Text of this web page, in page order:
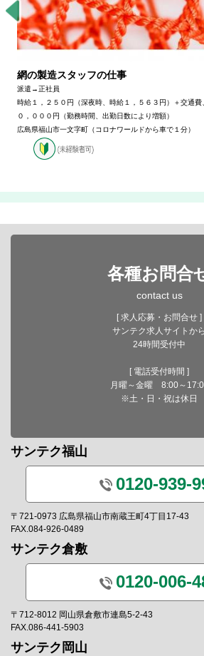
網の製造スタッフの仕事
派遣→正社員
時給１，２５０円（深夜時、時給１，５６３円）＋交通
０，０００円（勤務時間、出勤日数により増額）
広島県福山市一文字町（コロナワールドから車で１分）
各種お問合
contact us
[ 求人応募・お問合せ ]
サンテク求人サイトから
24時間受付中
[ 電話受付時間 ]
月曜～金曜 8:00～
※土・日・祝は休日
サンテク福山
0120-939-
〒721-0973 広島県福山市南蔵王町4丁目17-43
FAX.084-926-0489
サンテク倉敷
0120-006-
〒712-8012 岡山県倉敷市連島5-2-43
FAX.086-441-5903
サンテク岡山